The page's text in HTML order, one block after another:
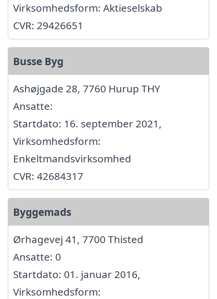
Virksomhedsform: Aktieselskab
CVR: 29426651
Busse Byg
Ashøjgade 28, 7760 Hurup THY
Ansatte:
Startdato: 16. september 2021,
Virksomhedsform:
Enkeltmandsvirksomhed
CVR: 42684317
Byggemads
Ørhagevej 41, 7700 Thisted
Ansatte: 0
Startdato: 01. januar 2016,
Virksomhedsform: